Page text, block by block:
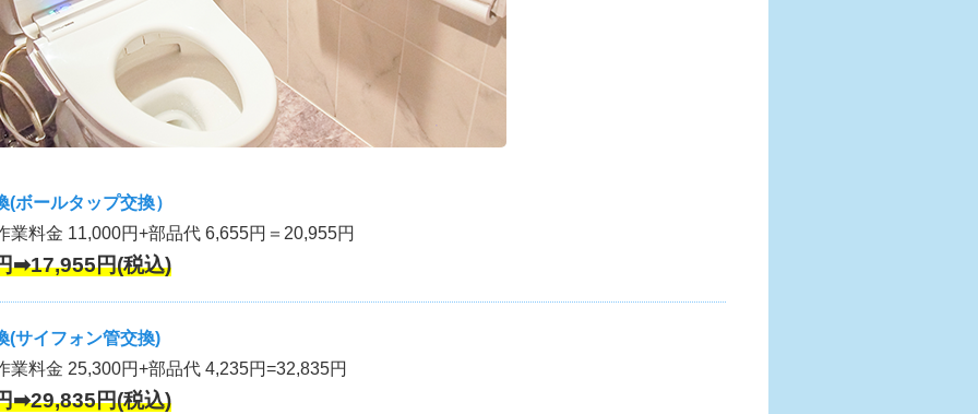
ボールタップ交換）
業料金 11,000円+部品代 6,655円＝20,955円
➡17,955円(税込)
(サイフォン管交換)
業料金 25,300円+部品代 4,235円=32,835円
➡29,835円(税込)